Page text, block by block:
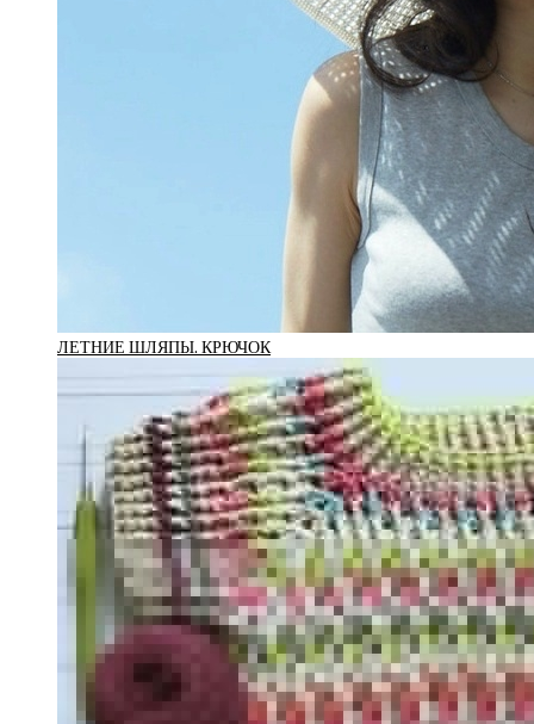
ЛЕТНИЕ ШЛЯПЫ. КРЮЧОК